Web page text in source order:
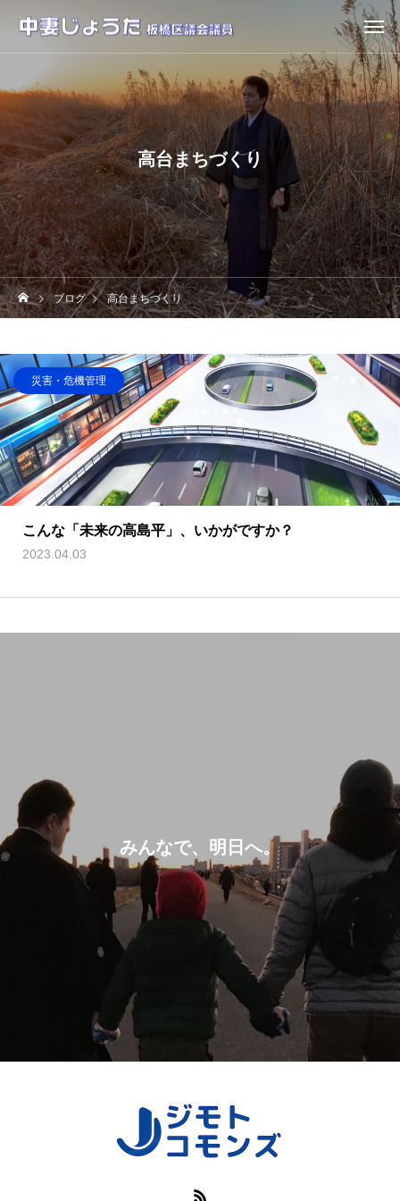
高台まちづくり
ブログ 高台まちづくり
災害・危機管理
こんな「未来の高島平」、いかがですか？
2023.04.03
みんなで、明日へ。